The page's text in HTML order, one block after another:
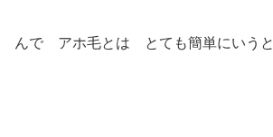
んで アホ毛とは とても簡単にいうと